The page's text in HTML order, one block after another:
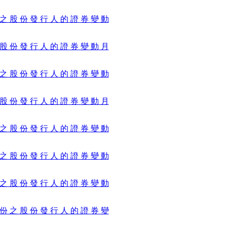
股 份 發 行 人 的 證 券 變 動
份 發 行 人 的 證 券 變 動 月
股 份 發 行 人 的 證 券 變 動
份 發 行 人 的 證 券 變 動 月
股 份 發 行 人 的 證 券 變 動
股 份 發 行 人 的 證 券 變 動
股 份 發 行 人 的 證 券 變 動
之 股 份 發 行 人 的 證 券 變